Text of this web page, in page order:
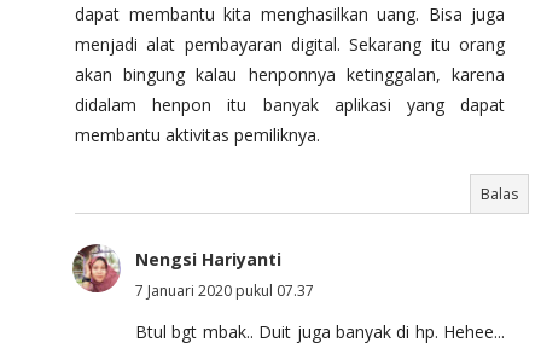
dapat membantu kita menghasilkan uang. Bisa juga
menjadi alat pembayaran digital. Sekarang itu orang
akan bingung kalau henponnya ketinggalan, karena
didalam henpon itu banyak aplikasi yang dapat
membantu aktivitas pemiliknya.
Balas
Nengsi Hariyanti
7 Januari 2020 pukul 07.37
Btul bgt mbak.. Duit juga banyak di hp. Hehee...